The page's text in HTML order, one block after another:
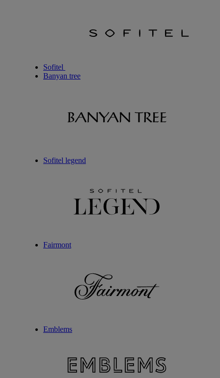
Sofitel
Banyan tree
Sofitel legend
Fairmont
Emblems